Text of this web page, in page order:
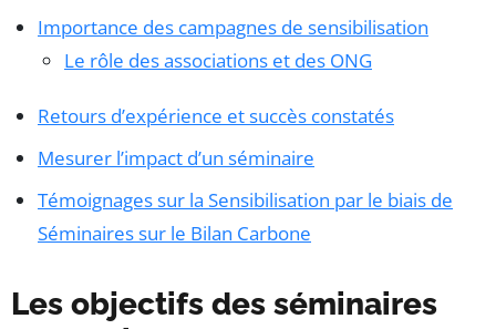
Importance des campagnes de sensibilisation
Le rôle des associations et des ONG
Retours d’expérience et succès constatés
Mesurer l’impact d’un séminaire
Témoignages sur la Sensibilisation par le biais de
Séminaires sur le Bilan Carbone
Les objectifs des séminaires